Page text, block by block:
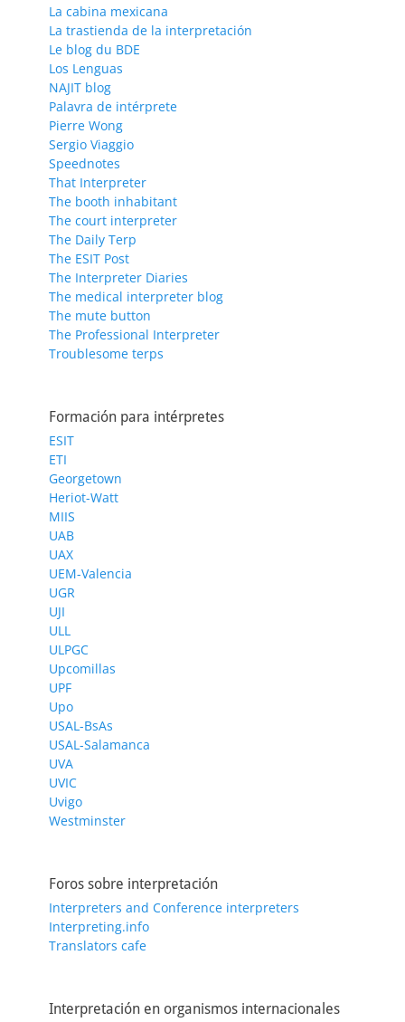
La cabina mexicana
La trastienda de la interpretación
Le blog du BDE
Los Lenguas
NAJIT blog
Palavra de intérprete
Pierre Wong
Sergio Viaggio
Speednotes
That Interpreter
The booth inhabitant
The court interpreter
The Daily Terp
The ESIT Post
The Interpreter Diaries
The medical interpreter blog
The mute button
The Professional Interpreter
Troublesome terps
Formación para intérpretes
ESIT
ETI
Georgetown
Heriot-Watt
MIIS
UAB
UAX
UEM-Valencia
UGR
UJI
ULL
ULPGC
Upcomillas
UPF
Upo
USAL-BsAs
USAL-Salamanca
UVA
UVIC
Uvigo
Westminster
Foros sobre interpretación
Interpreters and Conference interpreters
Interpreting.info
Translators cafe
Interpretación en organismos internacionales